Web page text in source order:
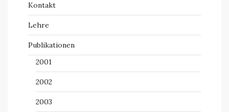
Kontakt
Lehre
Publikationen
2001
2002
2003